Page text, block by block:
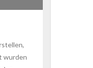
wurden